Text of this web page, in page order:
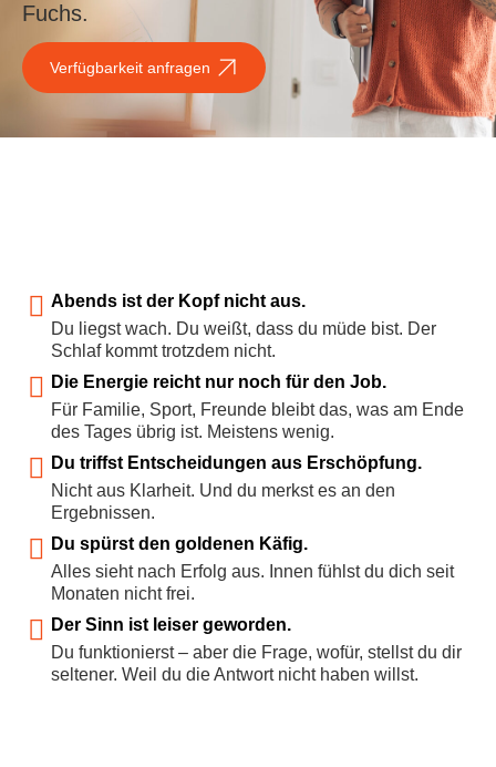
Fuchs.
Verfügbarkeit anfragen
Abends ist der Kopf nicht aus.
Du liegst wach. Du weißt, dass du müde bist. Der
Schlaf kommt trotzdem nicht.
Die Energie reicht nur noch für den Job.
Für Familie, Sport, Freunde bleibt das, was am Ende
des Tages übrig ist. Meistens wenig.
Du triffst Entscheidungen aus Erschöpfung.
Nicht aus Klarheit. Und du merkst es an den
Ergebnissen.
Du spürst den goldenen Käfig.
Alles sieht nach Erfolg aus. Innen fühlst du dich seit
Monaten nicht frei.
Der Sinn ist leiser geworden.
Du funktionierst – aber die Frage, wofür, stellst du dir
seltener. Weil du die Antwort nicht haben willst.